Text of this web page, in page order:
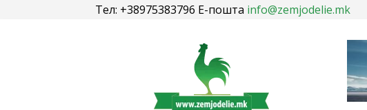
Тел: +38975383796 Е-пошта info@zemjodelie.mk